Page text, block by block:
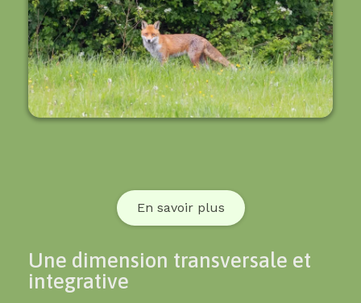
En savoir plus
Une dimension transversale et
integrative